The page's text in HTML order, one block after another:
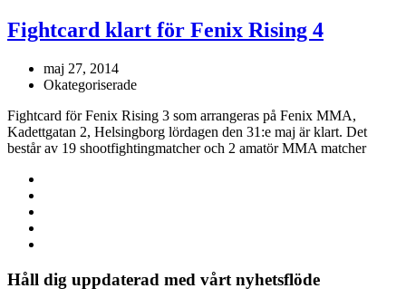
Fightcard klart för Fenix Rising 4
maj 27, 2014
Okategoriserade
Fightcard för Fenix Rising 3 som arrangeras på Fenix MMA,
Kadettgatan 2, Helsingborg lördagen den 31:e maj är klart. Det
består av 19 shootfightingmatcher och 2 amatör MMA matcher
Håll dig uppdaterad med vårt nyhetsflöde